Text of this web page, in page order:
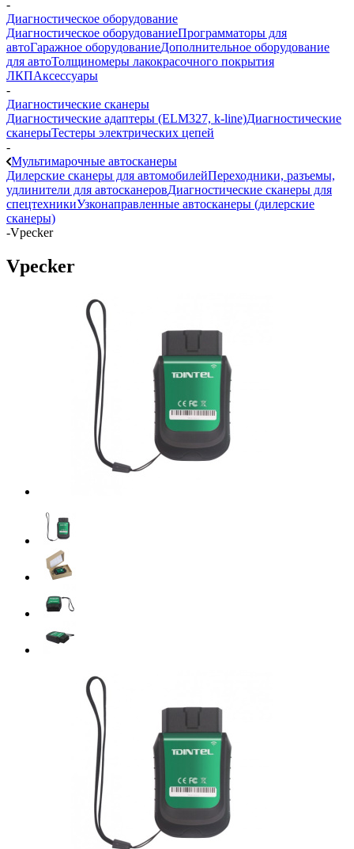
-
Диагностическое оборудование
Диагностическое оборудованиеПрограмматоры для
автоГаражное оборудованиеДополнительное оборудование
для автоТолщиномеры лакокрасочного покрытия
ЛКПАксессуары
-
Диагностические сканеры
Диагностические адаптеры (ELM327, k-line)Диагностические
сканерыТестеры электрических цепей
-
Мультимарочные автосканеры
Дилерские сканеры для автомобилейПереходники, разъемы,
удлинители для автосканеровДиагностические сканеры для
спецтехникиУзконаправленные автосканеры (дилерские
сканеры)
-Vpecker
Vpecker